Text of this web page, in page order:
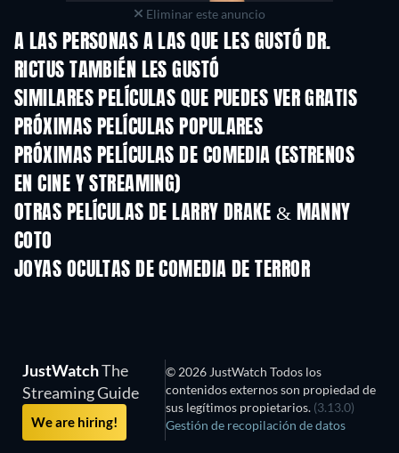
Eliminar este anuncio
A LAS PERSONAS A LAS QUE LES GUSTÓ DR.
RICTUS TAMBIÉN LES GUSTÓ
SIMILARES PELÍCULAS QUE PUEDES VER GRATIS
PRÓXIMAS PELÍCULAS POPULARES
PRÓXIMAS PELÍCULAS DE COMEDIA (ESTRENOS
EN CINE Y STREAMING)
OTRAS PELÍCULAS DE LARRY DRAKE & MANNY
COTO
JOYAS OCULTAS DE COMEDIA DE TERROR
JustWatchThe
Streaming Guide
We are hiring!
© 2026 JustWatch Todos los
contenidos externos son propiedad de
sus legítimos propietarios. (3.13.0)
Gestión de recopilación de datos